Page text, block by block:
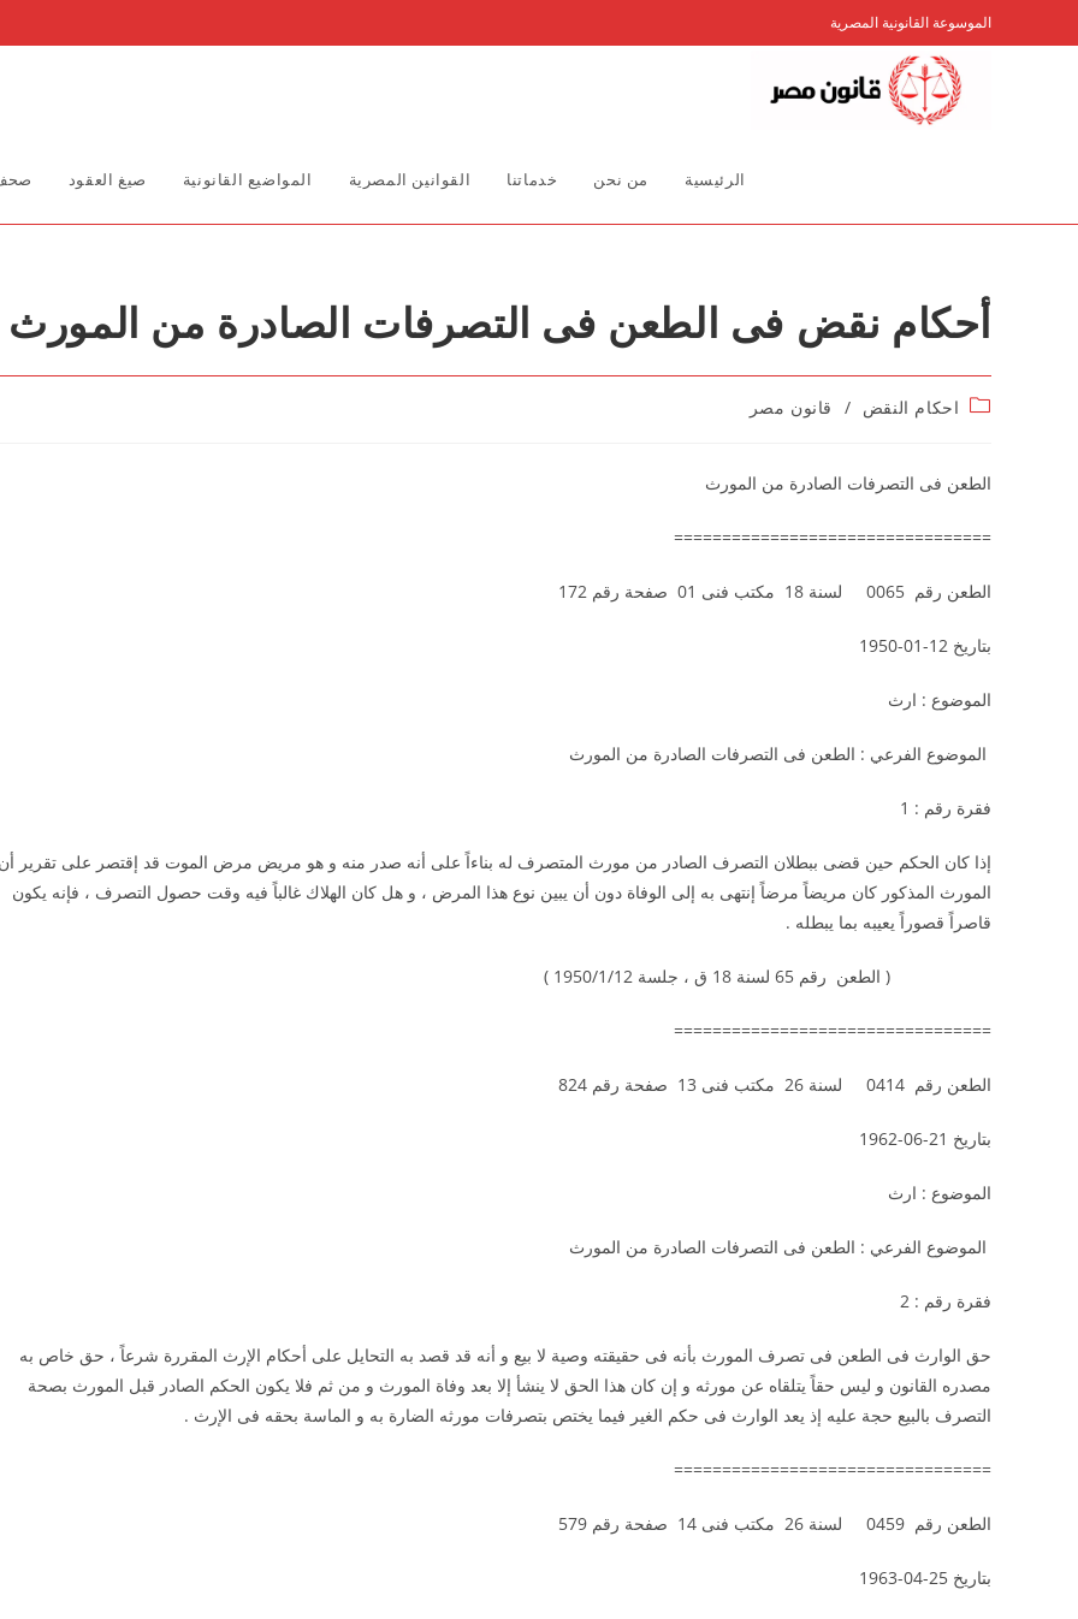
to
الموسوعة القانونية المصرية
الرئيسية من نحن خدماتنا القوانين المصرية المواضيع القانونية صيغ العقود
أحكام نقض فى الطعن فى التصرفات الصادرة من المورث
Post
احكام النقض / قانون مصر
الطعن فى التصرفات الصادرة من المورث
=================================
الطعن رقم 0065 لسنة 18 مكتب فنى 01 صفحة رقم 172
بتاريخ 12-01-1950
الموضوع : ارث
الموضوع الفرعي : الطعن فى التصرفات الصادرة من المورث
فقرة رقم : 1
إذا كان الحكم حين قضى ببطلان التصرف الصادر من مورث المتصرف له بناءاً على أنه صدر منه و هو مريض مرض الموت قد إقتصر على تقرير
المورث المذكور كان مريضاً مرضاً إنتهى به إلى الوفاة دون أن يبين نوع هذا المرض ، و هل كان الهلاك غالباً فيه وقت حصول التصرف ، فإنه يكون
قاصراً قصوراً يعيبه بما يبطله .
( الطعن رقم 65 لسنة 18 ق ، جلسة 1950/1/12 )
=================================
الطعن رقم 0414 لسنة 26 مكتب فنى 13 صفحة رقم 824
بتاريخ 21-06-1962
الموضوع : ارث
الموضوع الفرعي : الطعن فى التصرفات الصادرة من المورث
فقرة رقم : 2
حق الوارث فى الطعن فى تصرف المورث بأنه فى حقيقته وصية لا بيع و أنه قد قصد به التحايل على أحكام الإرث المقررة شرعاً ، حق خاص به
مصدره القانون و ليس حقاً يتلقاه عن مورثه و إن كان هذا الحق لا ينشأ إلا بعد وفاة المورث و من ثم فلا يكون الحكم الصادر قبل المورث بصحة
التصرف بالبيع حجة عليه إذ يعد الوارث فى حكم الغير فيما يختص بتصرفات مورثه الضارة به و الماسة بحقه فى الإرث .
=================================
الطعن رقم 0459 لسنة 26 مكتب فنى 14 صفحة رقم 579
بتاريخ 25-04-1963